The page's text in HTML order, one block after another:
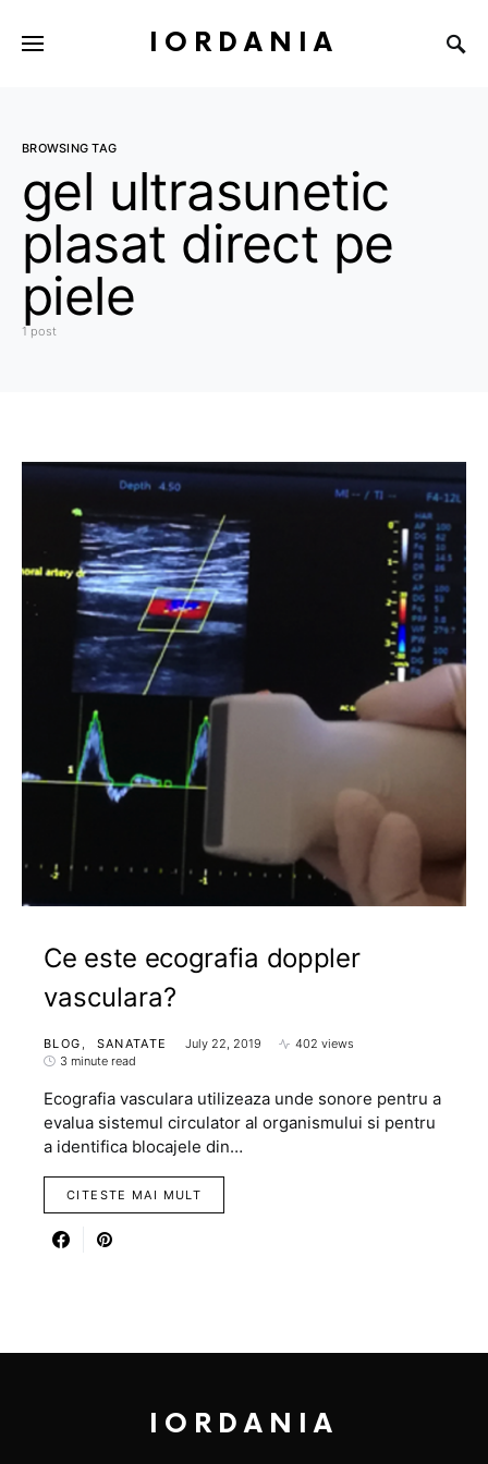
IORDANIA
BROWSING TAG
gel ultrasunetic
plasat direct pe
piele
1 post
Ce este ecografia doppler
vasculara?
BLOG SANATATE July 22, 2019
402 views
3 minute read
Ecografia vasculara utilizeaza unde sonore pentru a
evalua sistemul circulator al organismului si pentru
a identifica blocajele din…
CITESTE MAI MULT
IORDANIA